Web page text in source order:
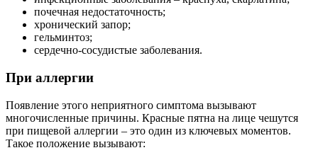
почечная недостаточность;
хронический запор;
гельминтоз;
сердечно-сосудистые заболевания.
При аллергии
Появление этого неприятного симптома вызывают
многочисленные причины. Красные пятна на лице чешутся
при пищевой аллергии – это один из ключевых моментов.
Такое положение вызывают: